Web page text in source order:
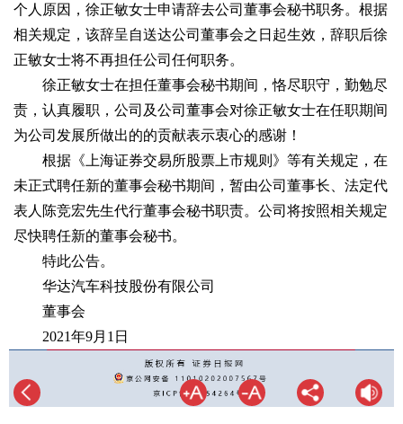
个人原因，徐正敏女士申请辞去公司董事会秘书职务。根据
相关规定，该辞呈自送达公司董事会之日起生效，辞职后徐
正敏女士将不再担任公司任何职务。
徐正敏女士在担任董事会秘书期间，恪尽职守，勤勉尽
责，认真履职，公司及公司董事会对徐正敏女士在任职期间
为公司发展所做出的的贡献表示衷心的感谢！
根据《上海证券交易所股票上市规则》等有关规定，在
未正式聘任新的董事会秘书期间，暂由公司董事长、法定代
表人陈竞宏先生代行董事会秘书职责。公司将按照相关规定
尽快聘任新的董事会秘书。
特此公告。
华达汽车科技股份有限公司
董事会
2021年9月1日